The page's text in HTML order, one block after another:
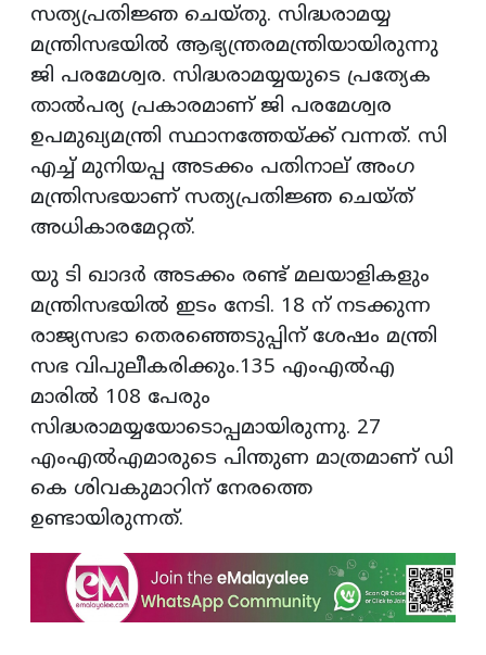
സത്യപ്രതിജ്ഞ ചെയ്തു. സിദ്ധരാമയ്യ
മന്ത്രിസഭയില്‍ ആഭ്യന്ത്രരമന്ത്രിയായിരുന്നു
ജി പരമേശ്വര. സിദ്ധരാമയ്യയുടെ പ്രത്യേക
താല്‍പര്യ പ്രകാരമാണ് ജി പരമേശ്വര
ഉപമുഖ്യമന്ത്രി സ്ഥാനത്തേയ്ക്ക് വന്നത്. സി
എച്ച് മുനിയപ്പ അടക്കം പതിനാല് അംഗ
മന്ത്രിസഭയാണ് സത്യപ്രതിജ്ഞ ചെയ്ത്
അധികാരമേറ്റത്.
യു ടി ഖാദര്‍ അടക്കം രണ്ട് മലയാളികളും
മന്ത്രിസഭയില്‍ ഇടം നേടി. 18 ന് നടക്കുന്ന
രാജ്യസഭാ തെരഞ്ഞെടുപ്പിന് ശേഷം മന്ത്രി
സഭ വിപുലീകരിക്കും.135 എംഎൽഎ
മാരിൽ 108 പേരും
സിദ്ധരാമയ്യയോടൊപ്പമായിരുന്നു. 27
എംഎൽഎമാരുടെ പിന്തുണ മാത്രമാണ് ഡി
കെ ശിവകുമാറിന് നേരത്തെ
ഉണ്ടായിരുന്നത്.